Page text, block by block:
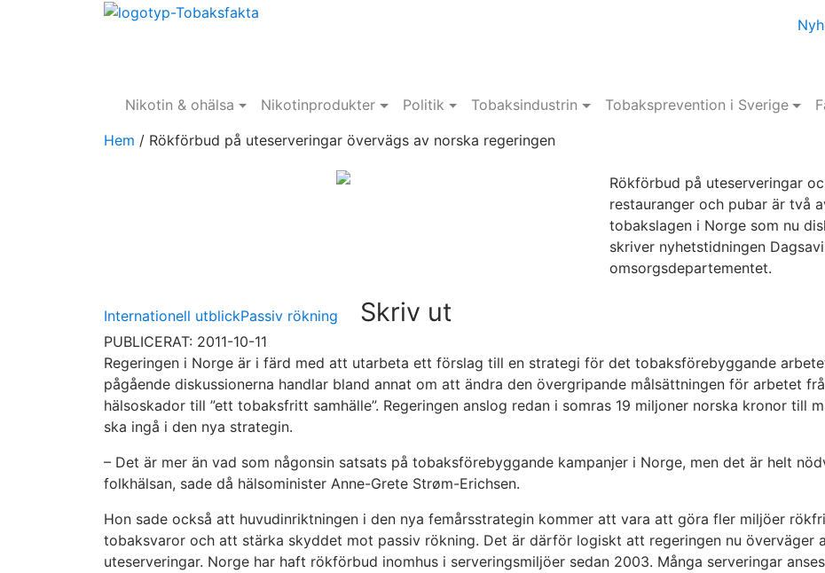
Nikotin & ohälsa Nikotinprodukter Politik Tobaksindustrin Tobaksprevention i Sverige
Hem / Rökförbud på uteserveringar övervägs av norska regeringen
Rökförbud på uteserveringar
restauranger och pubar är två
tobakslagen i Norge som nu
skriver nyhetstidningen
omsorgsdepartementet.
Internationell utblickPassiv rökning Skriv ut
PUBLICERAT: 2011-10-11
Regeringen i Norge är i färd med att utarbeta ett förslag till en strategi för det tobaksförebyggande
pågående diskussionerna handlar bland annat om att ändra den övergripande målsättningen för arbetet
hälsoskador till ”ett tobaksfritt samhälle”. Regeringen anslog redan i somras 19 miljoner norska kronor till
ska ingå i den nya strategin.
– Det är mer än vad som någonsin satsats på tobaksförebyggande kampanjer i Norge, men det är helt
folkhälsan, sade då hälsominister Anne-Grete Strøm-Erichsen.
Hon sade också att huvudinriktningen i den nya femårsstrategin kommer att vara att göra fler miljöer
tobaksvaror och att stärka skyddet mot passiv rökning. Det är därför logiskt att regeringen nu överväger
uteserveringar. Norge har haft rökförbud inomhus i serveringsmiljöer sedan 2003. Många serveringar